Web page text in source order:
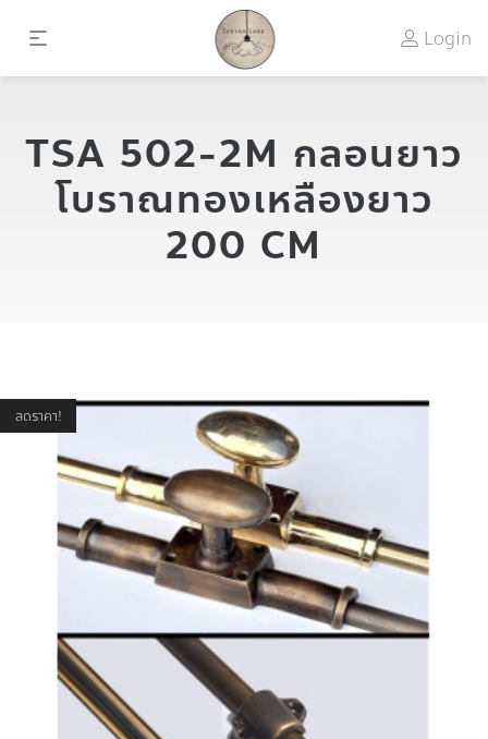
Login
TSA 502-2M กลอนยาว
โบราณทองเหลืองยาว
200 CM
ลดราคา!